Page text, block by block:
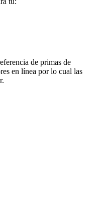
de primas de
en línea por lo cual las